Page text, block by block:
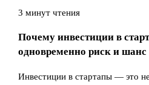
3 минут чтения
Почему инвестиции в
одновременно риск и шанс
Инвестиции в стартапы — это